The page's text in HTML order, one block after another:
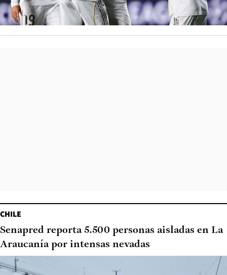
CHILE
Senapred reporta 5.500 personas aisladas en La
Araucanía por intensas nevadas